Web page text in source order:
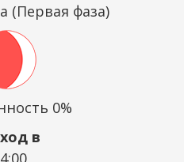
(Первая фаза)
0%
в